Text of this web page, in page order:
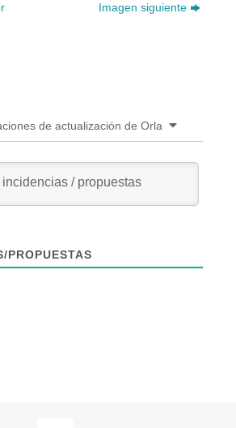
Imagen siguiente
de actualización de Orla
PROPUESTAS